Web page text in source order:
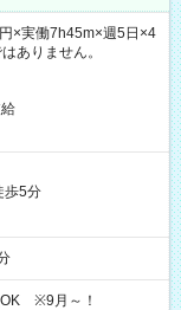
×実働7h45m×週5日×4
ありません。
歩5分
※9月～！